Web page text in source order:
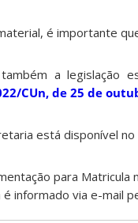
é importante
a legislação
CUn, de 25 de
está disponível
para Matricula
informado via e-mail